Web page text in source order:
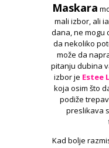
Maskara
mali izbor, ali
dana, ne mogu
da nekoliko
može da
pitanju dubina
izbor je Estee
koja osim što
podiže
preslikava
Kad bolje